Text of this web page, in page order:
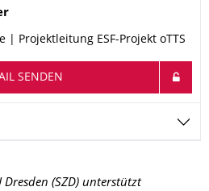
Projektleitung ESF-Projekt oTTS
SENDEN
(SZD) unterstützt